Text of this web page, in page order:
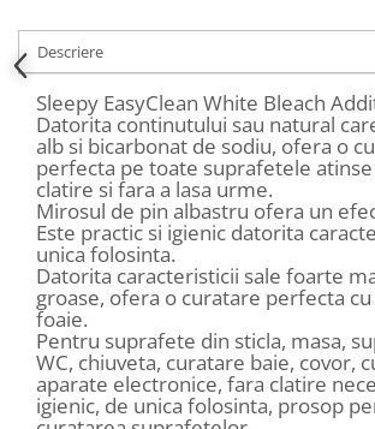
Descriere
Sleepy EasyClean White Bleach
Datorita continutului sau natural
alb si bicarbonat de sodiu, ofera o
perfecta pe toate suprafetele
clatire si fara a lasa urme.
Mirosul de pin albastru ofera un
Este practic si igienic datorita
unica folosinta.
Datorita caracteristicii sale foarte
groase, ofera o curatare perfecta
foaie.
Pentru suprafete din sticla, masa,
WC, chiuveta, curatare baie, covor,
aparate electronice, fara clatire
igienic, de unica folosinta, prosop